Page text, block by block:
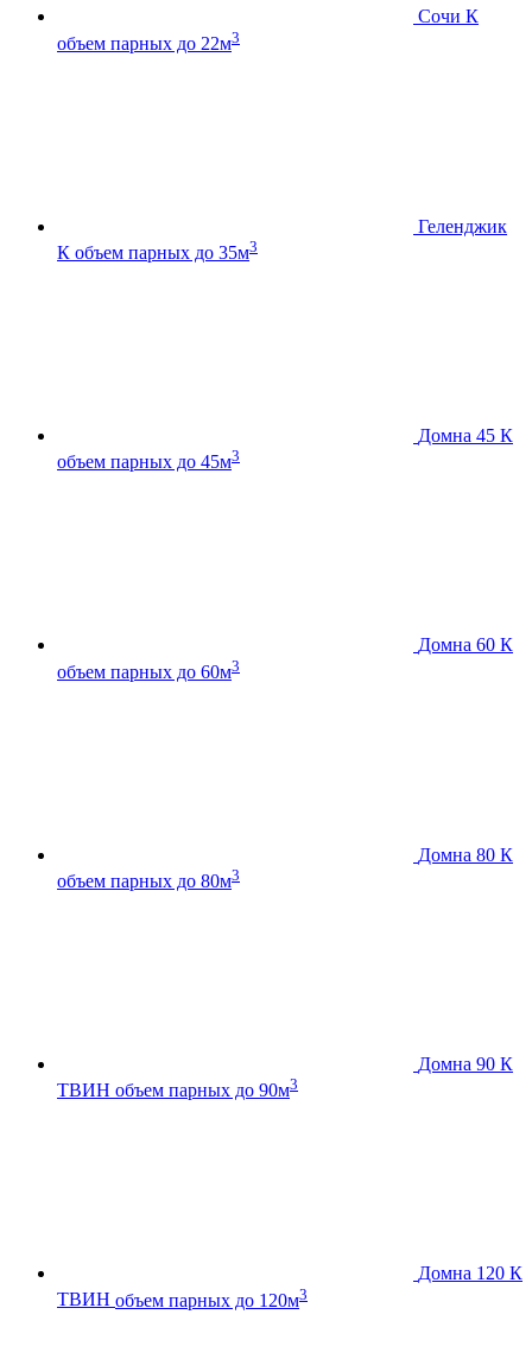
Сочи К
объем парных до 22м3
Геленджик
К объем парных до 35м3
Домна 45 К
объем парных до 45м3
Домна 60 К
объем парных до 60м3
Домна 80 К
объем парных до 80м3
Домна 90 К
ТВИН объем парных до 90м3
Домна 120 К
ТВИН объем парных до 120м3